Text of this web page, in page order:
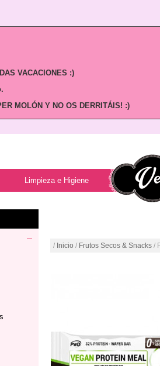
VACACIONES :)
MOLÓN Y NO OS DERRITÁIS! :)
Limpieza e Higiene
/ Inicio / Frutos Secos & Snacks /